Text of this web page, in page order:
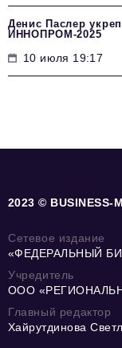
Денис Паслер
ИННОПРОМ-2025
10 июля 19:17
2023 © BUSINESS-
Сетевое издание
«ФЕДЕРАЛЬНЫЙ
Учредитель
ООО
Главный редактор
Хайрутдинова